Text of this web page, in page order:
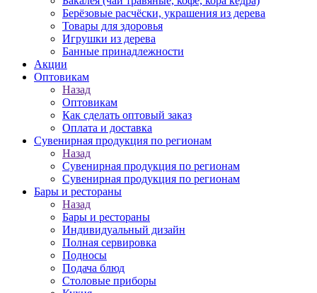
Берёзовые расчёски, украшения из дерева
Товары для здоровья
Игрушки из дерева
Банные принадлежности
Акции
Оптовикам
Назад
Оптовикам
Как сделать оптовый заказ
Оплата и доставка
Сувенирная продукция по регионам
Назад
Сувенирная продукция по регионам
Сувенирная продукция по регионам
Бары и рестораны
Назад
Бары и рестораны
Индивидуальный дизайн
Полная сервировка
Подносы
Подача блюд
Столовые приборы